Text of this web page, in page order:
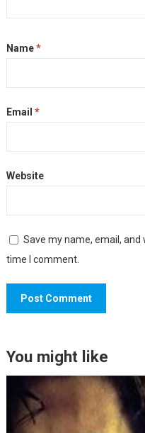
Name*
Email *
Website
Save my name, email,
time I comment.
You might like